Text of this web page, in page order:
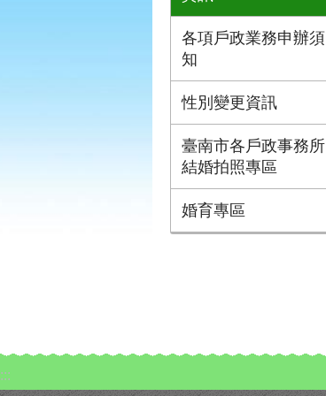
各項戶政業務申辦須
知
性別變更資訊
臺南市各戶政事務所
結婚拍照專區
婚育專區
:::